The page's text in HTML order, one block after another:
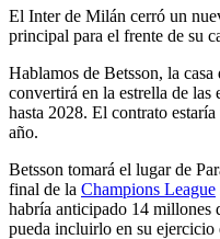
El Inter de Milán cerró un
principal para el frente de su
Hablamos de Betsson, la casa
convertirá en la estrella de
hasta 2028. El contrato
año.
Betsson tomará el lugar de
final de la Champions League
habría anticipado 14 millones
pueda incluirlo en su